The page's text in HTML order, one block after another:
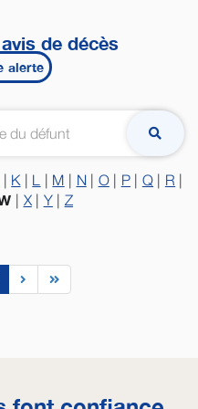
de décès
alerte
K L M N O| P| Q R
X| Y| Z